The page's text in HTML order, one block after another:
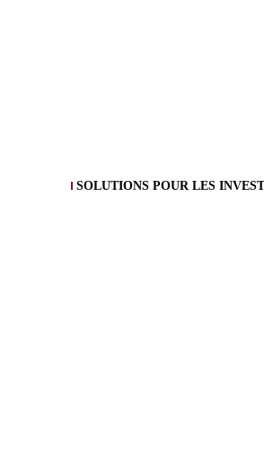
SOLUTIONS POUR LES